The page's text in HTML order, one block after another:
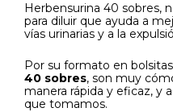
Herbensurina 40 sobres,
para diluir que ayuda a
vías urinarias y a la
Por su formato en
40 sobres, son muy
manera rápida y eficaz, y
que tomamos.